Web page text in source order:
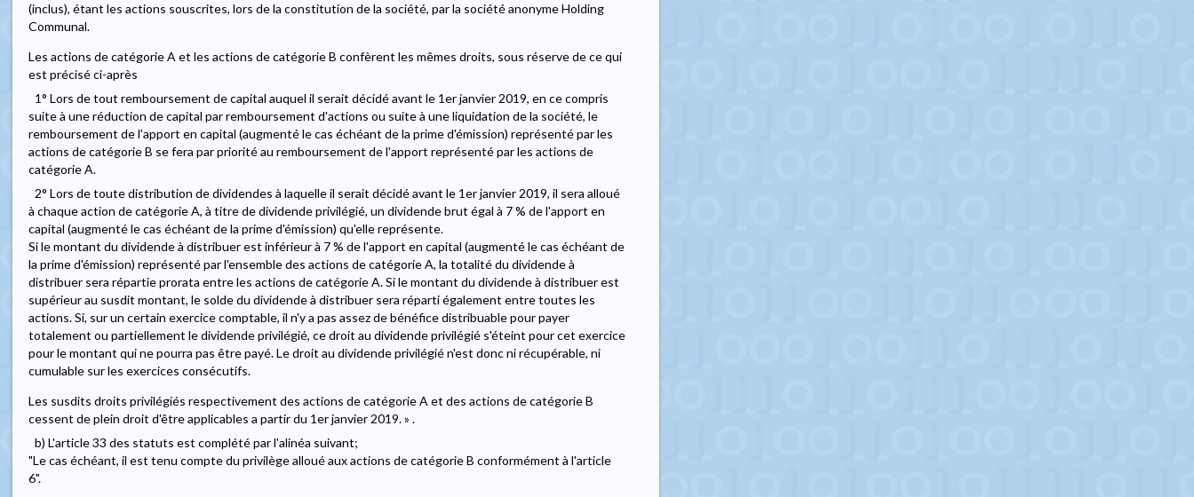
(inclus), étant les actions souscrites, lors de la constitution de la société, par la société anonyme Holding
Communal.
Les actions de catégorie A et les actions de catégorie B confèrent les mêmes droits, sous réserve de ce qui
est précisé ci-après
1° Lors de tout remboursement de capital auquel il serait décidé avant le 1er janvier 2019, en ce compris
suite à une réduction de capital par remboursement d'actions ou suite à une liquidation de la société, le
remboursement de l'apport en capital (augmenté le cas échéant de la prime d'émission) représenté par les
actions de catégorie B se fera par priorité au remboursement de l'apport représenté par les actions de
catégorie A.
2° Lors de toute distribution de dividendes à laquelle il serait décidé avant le 1er janvier 2019, il sera alloué
à chaque action de catégorie A, à titre de dividende privilégié, un dividende brut égal à 7 % de l'apport en
capital (augmenté le cas échéant de la prime d'émission) qu'elle représente.
Si le montant du dividende à distribuer est inférieur à 7 % de l'apport en capital (augmenté le cas échéant de
la prime d'émission) représenté par l'ensemble des actions de catégorie A, la totalité du dividende à
distribuer sera répartie prorata entre les actions de catégorie A. Si le montant du dividende à distribuer est
supérieur au susdit montant, le solde du dividende à distribuer sera réparti également entre toutes les
actions. Si, sur un certain exercice comptable, il n'y a pas assez de bénéfice distribuable pour payer
totalement ou partiellement le dividende privilégié, ce droit au dividende privilégié s'éteint pour cet exercice
pour le montant qui ne pourra pas être payé. Le droit au dividende privilégié n'est donc ni récupérable, ni
cumulable sur les exercices consécutifs.
Les susdits droits privilégiés respectivement des actions de catégorie A et des actions de catégorie B
cessent de plein droit d'être applicables a partir du 1er janvier 2019. » .
b) L'article 33 des statuts est complété par l'alinéa suivant;
"Le cas échéant, il est tenu compte du privilège alloué aux actions de catégorie B conformément à l'article
6".